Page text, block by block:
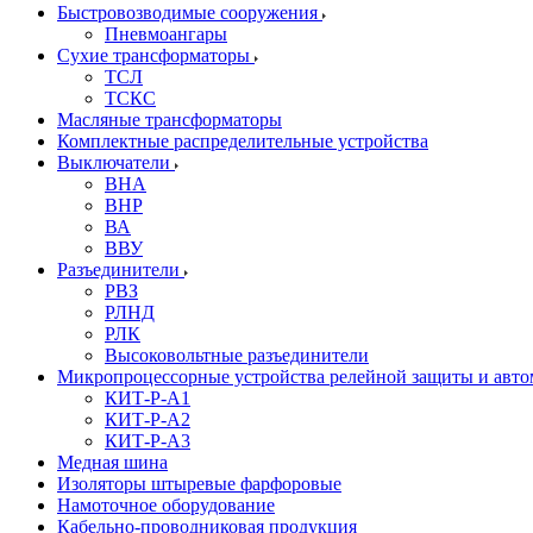
Быстровозводимые сооружения
Пневмоангары
Сухие трансформаторы
ТСЛ
ТСКС
Масляные трансформаторы
Комплектные распределительные устройства
Выключатели
ВНА
ВНР
ВА
ВВУ
Разъединители
РВЗ
РЛНД
РЛК
Высоковольтные разъединители
Микропроцессорные устройства релейной защиты и
КИТ-Р-А1
КИТ-Р-А2
КИТ-Р-А3
Медная шина
Изоляторы штыревые фарфоровые
Намоточное оборудование
Кабельно-проводниковая продукция